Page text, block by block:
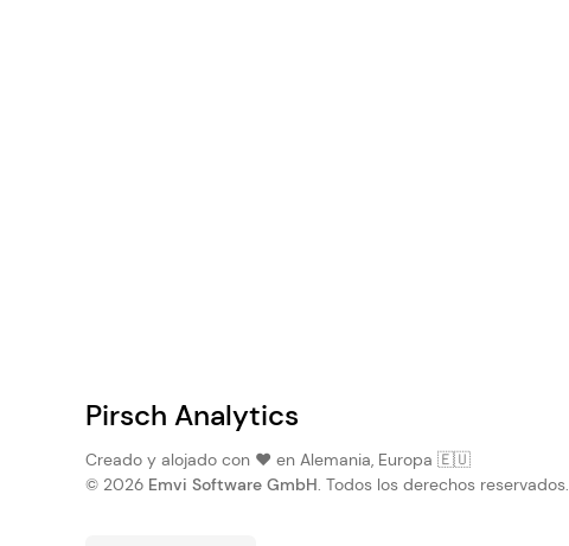
Pirsch Analytics
Creado y alojado con ❤️ en Alemania, Europa 🇪🇺
© 2026 Emvi Software GmbH. Todos los derechos reservados.